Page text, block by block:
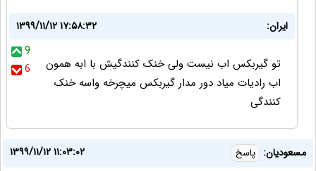
ایران:
۱۳۹۹/۱۱/۱۲ ۱۷:۵۸:۳۲
9
6
تو گیربکس اب نیست ولی خنک کنندگیش با ابه همون
اب رادیات میاد دور مدار گیربکس میچرخه واسه خنک
کنندگی
مسعودیان: پاسخ
۱۳۹۹/۱۱/۱۲ ۱۱:۰۳:۰۲